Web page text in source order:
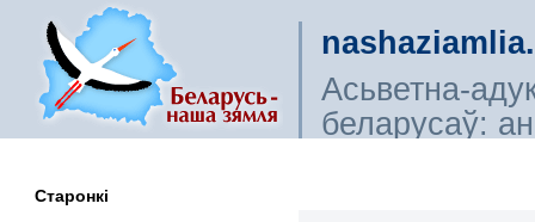
Асьветна-
беларусаў:
Старонкі